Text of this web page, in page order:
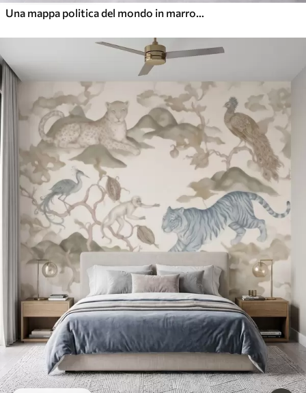
Una mappa politica del mondo in marrone con bandiere in inglese